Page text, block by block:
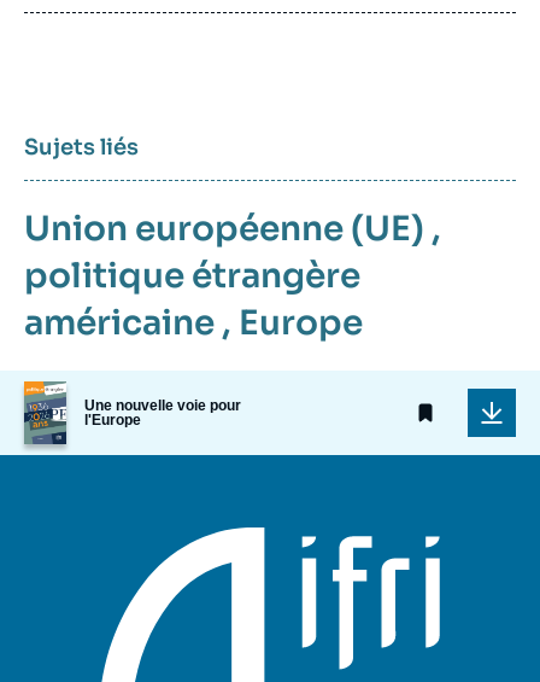
publication
Sujets liés
Union européenne (UE) ,
politique étrangère
américaine , Europe
Image
de
couverture
de
Une nouvelle voie pour
l'Europe